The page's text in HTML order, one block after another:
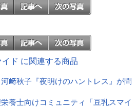
ド に関連する商品
﨑秋子『夜明けのハントレス』が問
養士向けコミュニティ「豆乳スマイ